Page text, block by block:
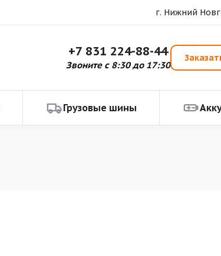
г. Нижний
+7 831 224-88-44
Звоните с 8:30 до 17:30
Грузовые шины